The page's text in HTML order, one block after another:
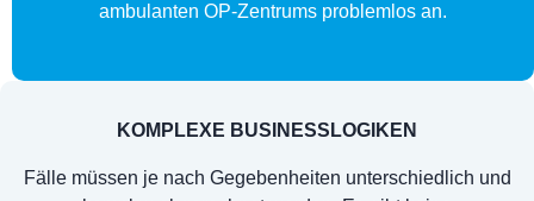
KOMPLEXE BUSINESSLOGIKEN
Fälle müssen je nach Gegebenheiten unterschiedlich und
ambulanten OP-Zentrums problemlos an.